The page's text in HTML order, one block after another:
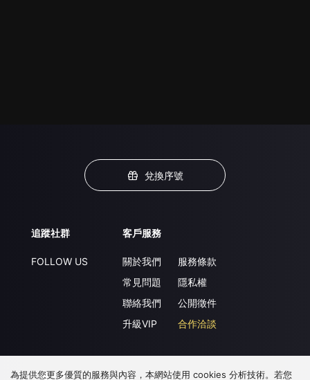
兌換序號
追蹤社群
FOLLOW US
客戶服務
關於我們
常見問題
聯絡我們
升級VIP
服務條款
隱私權
公開徵件
合作洽談
下載 APP
為提供您更多優質的服務與內容，本網站使用 cookies 分析技術。若您